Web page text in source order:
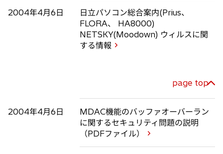
2004年4月6日
日立パソコン総合案内(Prius、
FLORA、 HA8000)
NETSKY(Moodown) ウィルスに関
する情報
page top
2004年4月6日
MDAC機能のバッファオーバーラン
に関するセキュリティ問題の説明
（PDFファイル）